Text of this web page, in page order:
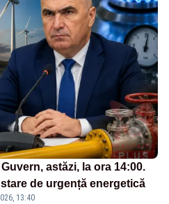
astăzi, la ora 14:00.
de urgență energetică
13:40